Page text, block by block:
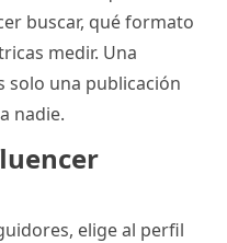
buscar, qué formato
medir. Una
solo una publicación
nadie.
elige al perfil